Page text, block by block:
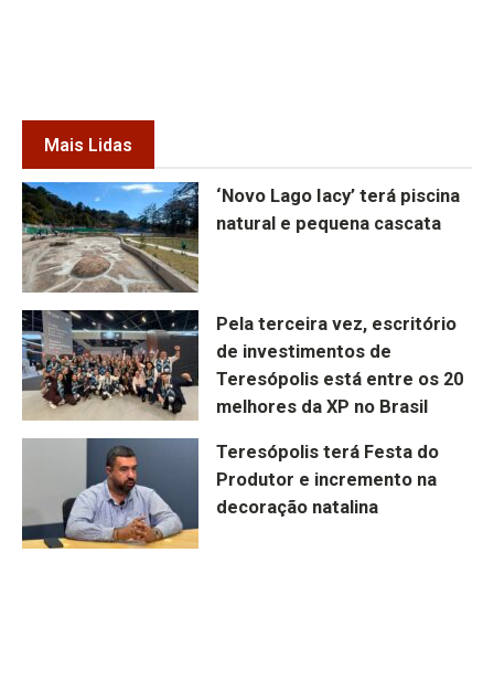
Mais Lidas
‘Novo Lago Iacy’ terá piscina
natural e pequena cascata
Pela terceira vez, escritório
de investimentos de
Teresópolis está entre os 20
melhores da XP no Brasil
Teresópolis terá Festa do
Produtor e incremento na
decoração natalina